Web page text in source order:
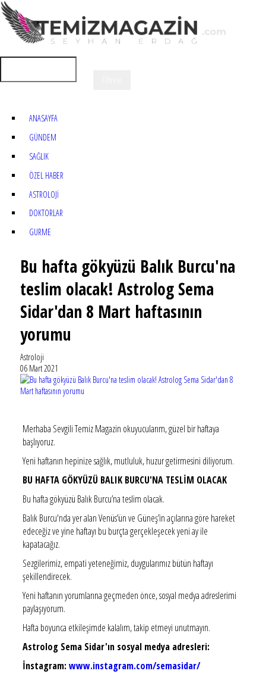
ANASAYFA
GÜNDEM
SAĞLIK
ÖZEL HABER
ASTROLOJİ
DOKTORLAR
GURME
Bu hafta gökyüzü Balık Burcu'na
teslim olacak! Astrolog Sema
Sidar'dan 8 Mart haftasının
yorumu
Astroloji
06 Mart 2021
Merhaba Sevgili Temiz Magazin okuyucularım, güzel bir haftaya
başlıyoruz.
Yeni haftanın hepinize sağlık, mutluluk, huzur getirmesini diliyorum.
BU HAFTA GÖKYÜZÜ BALIK BURCU'NA TESLİM OLACAK
Bu hafta gökyüzü Balık Burcu’na teslim olacak.
Balık Burcu'nda yer alan Venüs’ün ve Güneş’in açılarına göre hareket
edeceğiz ve yine haftayı bu burçta gerçekleşecek yeni ay ile
kapatacağız.
Sezgilerimiz, empati yeteneğimiz, duygularımız bütün haftayı
şekillendirecek.
Yeni haftanın yorumlarına geçmeden önce, sosyal medya adreslerimi
paylaşıyorum.
Hafta boyunca etkileşimde kalalım, takip etmeyi unutmayın.
Astrolog Sema Sidar'ın sosyal medya adresleri:
İnstagram:www.instagram.com/semasidar/